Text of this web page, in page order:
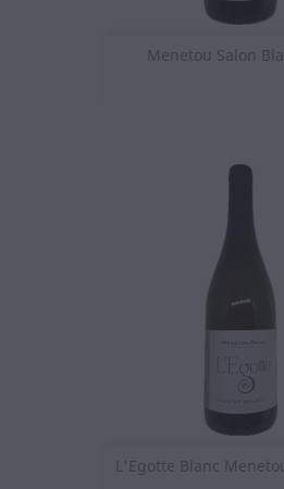
Menetou Salon
L'Egotte Blanc